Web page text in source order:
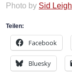
Photo by Sid Leigh
Teilen:
Facebook
Bluesky